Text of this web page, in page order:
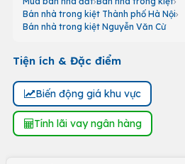
Bán nhà trong kiệt Thành phố Hà Nội
Bán nhà trong kiệt Nguyễn Văn Cừ
Tiện ích & Đặc điểm
Biến động giá khu vực
Tính lãi vay ngân hàng